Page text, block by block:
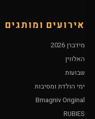
אירועים ומותגים
מידברן 2026
האלווין
שבועות
ימי הולדת ומסיבות
Bmagniv Original
RUBIES